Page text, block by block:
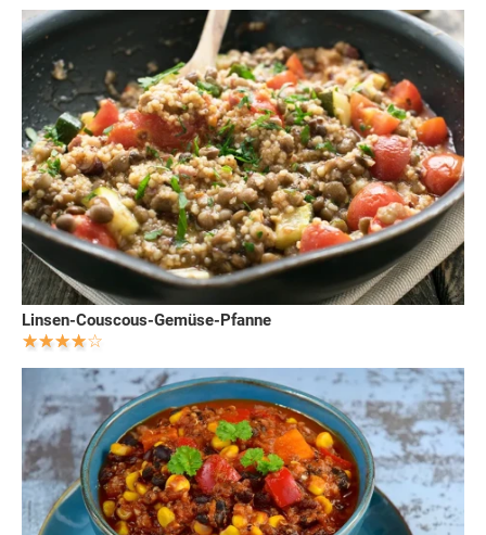
Linsen-Couscous-Gemüse-Pfanne